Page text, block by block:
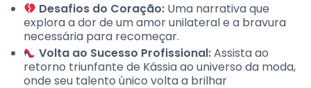
Desafios do Coração: Uma narrativa que
explora a dor de um amor unilateral e a bravura
necessária para recomeçar.
Volta ao Sucesso Profissional:Assista ao
retorno triunfante de Kássia ao universo da moda,
onde seu talento único volta a brilhar